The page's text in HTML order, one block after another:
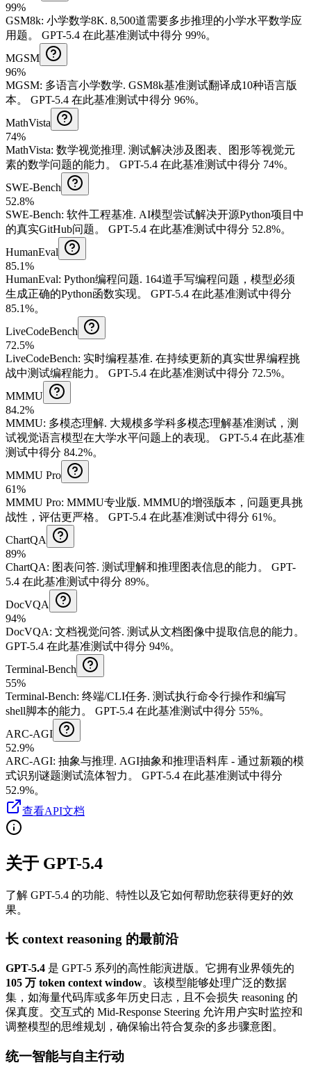
99%
GSM8k: 小学数学8K. 8,500道需要多步推理的小学水平数学应
用题。
GPT-5.4 在此基准测试中得分 99%。
MGSM
96%
MGSM: 多语言小学数学. GSM8k基准测试翻译成10种语言版
本。
GPT-5.4 在此基准测试中得分 96%。
MathVista
74%
MathVista: 数学视觉推理. 测试解决涉及图表、图形等视觉元
素的数学问题的能力。
GPT-5.4 在此基准测试中得分 74%。
SWE-Bench
52.8%
SWE-Bench: 软件工程基准. AI模型尝试解决开源Python项目中
的真实GitHub问题。
GPT-5.4 在此基准测试中得分 52.8%。
HumanEval
85.1%
HumanEval: Python编程问题. 164道手写编程问题，模型必须
生成正确的Python函数实现。
GPT-5.4 在此基准测试中得分
85.1%。
LiveCodeBench
72.5%
LiveCodeBench: 实时编程基准. 在持续更新的真实世界编程挑
战中测试编程能力。
GPT-5.4 在此基准测试中得分 72.5%。
MMMU
84.2%
MMMU: 多模态理解. 大规模多学科多模态理解基准测试，测
试视觉语言模型在大学水平问题上的表现。
GPT-5.4 在此基准
测试中得分 84.2%。
MMMU Pro
61%
MMMU Pro: MMMU专业版. MMMU的增强版本，问题更具挑
战性，评估更严格。
GPT-5.4 在此基准测试中得分 61%。
ChartQA
89%
ChartQA: 图表问答. 测试理解和推理图表信息的能力。
GPT-
5.4 在此基准测试中得分 89%。
DocVQA
94%
DocVQA: 文档视觉问答. 测试从文档图像中提取信息的能力。
GPT-5.4 在此基准测试中得分 94%。
Terminal-Bench
55%
Terminal-Bench: 终端/CLI任务. 测试执行命令行操作和编写
shell脚本的能力。
GPT-5.4 在此基准测试中得分 55%。
ARC-AGI
52.9%
ARC-AGI: 抽象与推理. AGI抽象和推理语料库 - 通过新颖的模
式识别谜题测试流体智力。
GPT-5.4 在此基准测试中得分
52.9%。
查看API文档
关于 GPT-5.4
了解 GPT-5.4 的功能、特性以及它如何帮助您获得更好的效
果。
长 context reasoning 的最前沿
GPT-5.4 是 GPT-5 系列的高性能演进版。它拥有业界领先的
105 万 token context window。该模型能够处理广泛的数据
集，如海量代码库或多年历史日志，且不会损失 reasoning 的
保真度。交互式的 Mid-Response Steering 允许用户实时监控和
调整模型的思维规划，确保输出符合复杂的多步骤意图。
统一智能与自主行动